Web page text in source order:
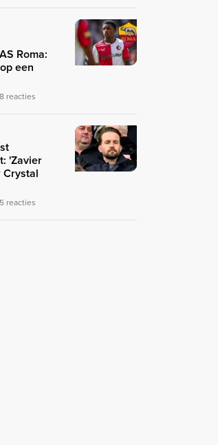
Roma:
een
reacties
'Zavier
Crystal
reacties